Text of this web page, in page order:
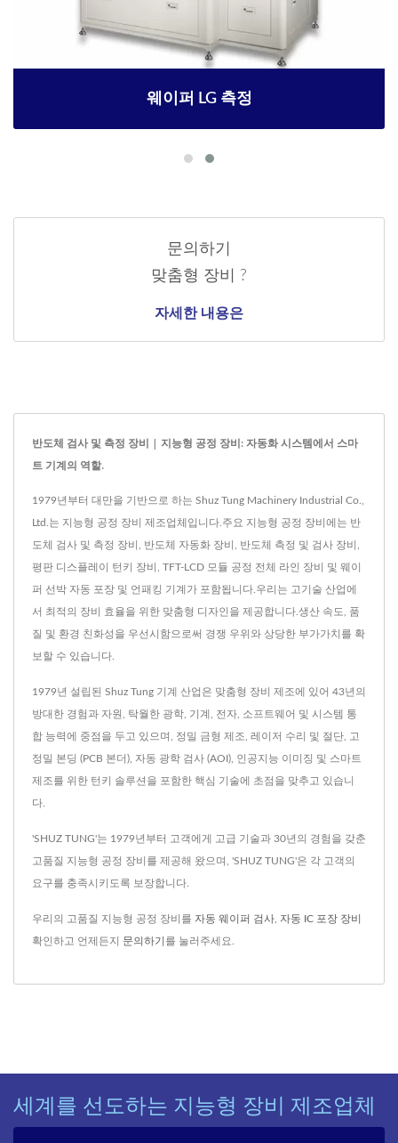
웨이퍼 LG 측정
문의하기
맞춤형 장비 ?
자세한 내용은
반도체 검사 및 측정 장비 | 지능형 공정 장비: 자동화 시스템에서 스마
트 기계의 역할.
1979년부터 대만을 기반으로 하는 Shuz Tung Machinery Industrial Co.,
Ltd.는 지능형 공정 장비 제조업체입니다.주요 지능형 공정 장비에는 반
도체 검사 및 측정 장비, 반도체 자동화 장비, 반도체 측정 및 검사 장비,
평판 디스플레이 턴키 장비, TFT-LCD 모듈 공정 전체 라인 장비 및 웨이
퍼 선박 자동 포장 및 언패킹 기계가 포함됩니다.우리는 고기술 산업에
서 최적의 장비 효율을 위한 맞춤형 디자인을 제공합니다.생산 속도, 품
질 및 환경 친화성을 우선시함으로써 경쟁 우위와 상당한 부가가치를 확
보할 수 있습니다.
1979년 설립된 Shuz Tung 기계 산업은 맞춤형 장비 제조에 있어 43년의
방대한 경험과 자원, 탁월한 광학, 기계, 전자, 소프트웨어 및 시스템 통
합 능력에 중점을 두고 있으며, 정밀 금형 제조, 레이저 수리 및 절단, 고
정밀 본딩 (PCB 본더), 자동 광학 검사 (AOI), 인공지능 이미징 및 스마트
제조를 위한 턴키 솔루션을 포함한 핵심 기술에 초점을 맞추고 있습니
다.
'SHUZ TUNG'는 1979년부터 고객에게 고급 기술과 30년의 경험을 갖춘
고품질 지능형 공정 장비를 제공해 왔으며, 'SHUZ TUNG'은 각 고객의
요구를 충족시키도록 보장합니다.
우리의 고품질 지능형 공정 장비를 자동 웨이퍼 검사 자동 IC 포장 장비
확인하고 언제든지 문의하기 를 눌러주세요.
세계를 선도하는 지능형 장비 제조업체